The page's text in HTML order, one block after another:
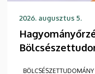
2026. augusztus 5.
BÖLCSÉSZETTUDOMÁNY